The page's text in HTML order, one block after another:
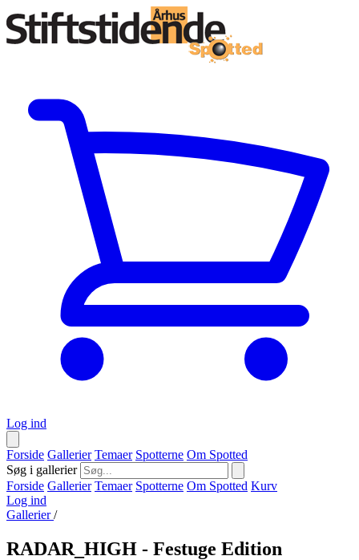
Log ind
Forside Gallerier Temaer Spotterne Om Spotted
Søg i gallerier
Forside Gallerier Temaer Spotterne Om Spotted Kurv
Log ind
Gallerier/
RADAR_HIGH - Festuge Edition